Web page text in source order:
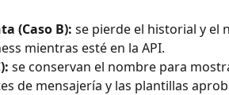
(Caso B): se pierde el historial y el
mientras esté en la API.
se conservan el nombre para
de mensajería y las plantillas